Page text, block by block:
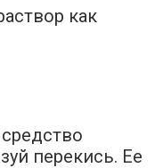
как
перекись. Ее